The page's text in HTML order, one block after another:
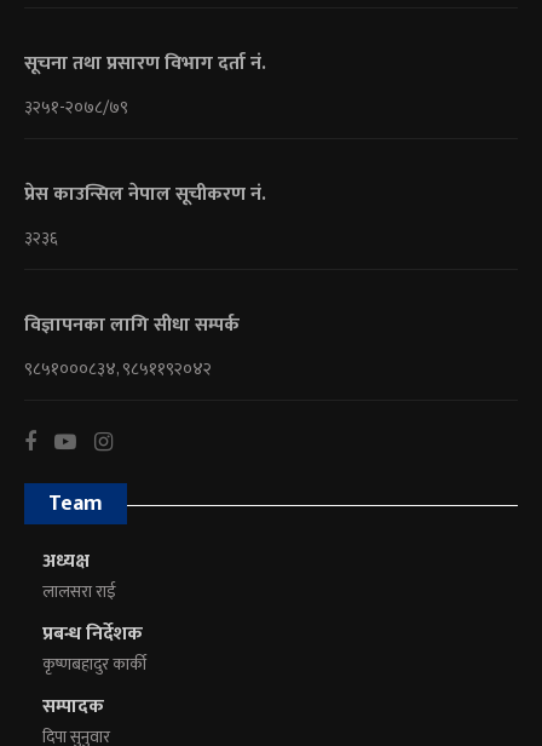
सूचना तथा प्रसारण विभाग दर्ता नं.
३२५१-२०७८/७९
प्रेस काउन्सिल नेपाल सूचीकरण नं.
३२३६
विज्ञापनका लागि सीधा सम्पर्क
९८५१०००८३४, ९८५११९२०४२
Team
अध्यक्ष
लालसरा राई
प्रबन्ध निर्देशक
कृष्णबहादुर कार्की
सम्पादक
दिपा सुनुवार